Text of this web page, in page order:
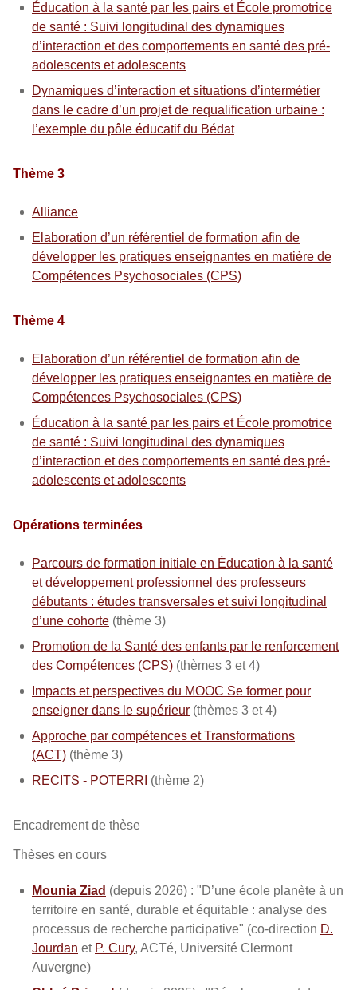
Éducation à la santé par les pairs et École promotrice
de santé : Suivi longitudinal des dynamiques
d’interaction et des comportements en santé des pré-
adolescents et adolescents
Dynamiques d’interaction et situations d’intermétier
dans le cadre d’un projet de requalification urbaine :
l’exemple du pôle éducatif du Bédat
Thème 3
Alliance
Elaboration d’un référentiel de formation afin de
développer les pratiques enseignantes en matière de
Compétences Psychosociales (CPS)
Thème 4
Elaboration d’un référentiel de formation afin de
développer les pratiques enseignantes en matière de
Compétences Psychosociales (CPS)
Éducation à la santé par les pairs et École promotrice
de santé : Suivi longitudinal des dynamiques
d’interaction et des comportements en santé des pré-
adolescents et adolescents
Opérations terminées
Parcours de formation initiale en Éducation à la santé
et développement professionnel des professeurs
débutants : études transversales et suivi longitudinal
d’une cohorte (thème 3)
Promotion de la Santé des enfants par le renforcement
des Compétences (CPS) (thèmes 3 et 4)
Impacts et perspectives du MOOC Se former pour
enseigner dans le supérieur (thèmes 3 et 4)
Approche par compétences et Transformations
(ACT) (thème 3)
RECITS - POTERRI (thème 2)
Encadrement de thèse
Thèses en cours
Mounia Ziad (depuis 2026) : "D’une école planète à un
territoire en santé, durable et équitable : analyse des
processus de recherche participative" (co-direction D.
Jourdan et P. Cury, ACTé, Université Clermont
Auvergne)